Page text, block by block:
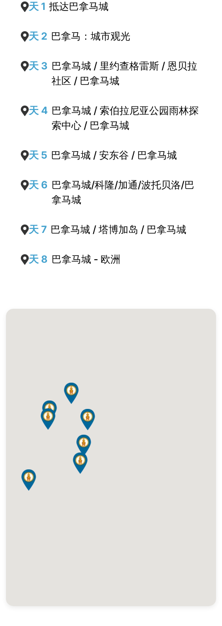
天 1 抵达巴拿马城
天 2 巴拿马：城市观光
天 3 巴拿马城 / 里约查格雷斯 / 恩贝拉
社区 / 巴拿马城
天 4 巴拿马城 / 索伯拉尼亚公园雨林探
索中心 / 巴拿马城
天 5 巴拿马城 / 安东谷 / 巴拿马城
天 6 巴拿马城/科隆/加通/波托贝洛/巴
拿马城
天 7 巴拿马城 / 塔博加岛 / 巴拿马城
天 8 巴拿马城 - 欧洲